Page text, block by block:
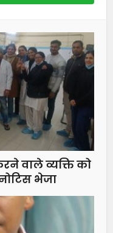
वाले व्यक्ति को
भेजा